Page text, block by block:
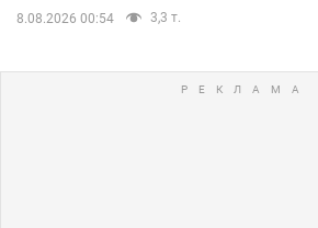
8.08.2026 00:54 3,3 т.